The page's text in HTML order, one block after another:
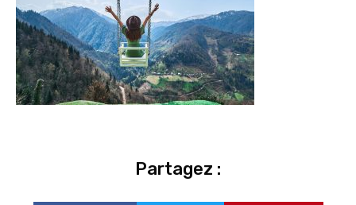
Partagez :